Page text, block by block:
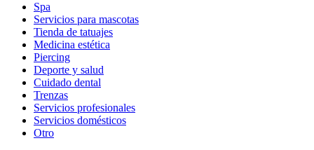
Spa
Servicios para mascotas
Tienda de tatuajes
Medicina estética
Piercing
Deporte y salud
Cuidado dental
Trenzas
Servicios profesionales
Servicios domésticos
Otro